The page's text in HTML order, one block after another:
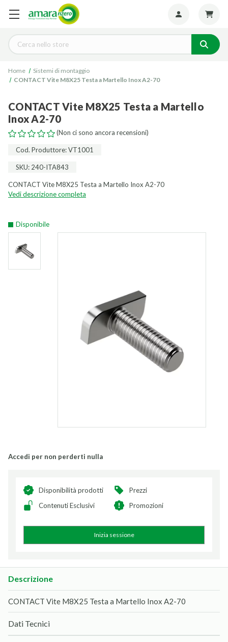
Cerca
Home
Sistemi di montaggio
CONTACT Vite M8X25 Testa a Martello Inox A2-70
CONTACT Vite M8X25 Testa a Martello
Inox A2-70
(Non ci sono ancora recensioni)
Cod. Produttore: VT1001
SKU: 240-ITA843
CONTACT Vite M8X25 Testa a Martello Inox A2-70
Vedi descrizione completa
Disponibile
Accedi per non perderti nulla
Disponibilità prodotti
Prezzi
Contenuti Esclusivi
Promozioni
Inizia sessione
Descrizione
CONTACT Vite M8X25 Testa a Martello Inox A2-70
Dati Tecnici